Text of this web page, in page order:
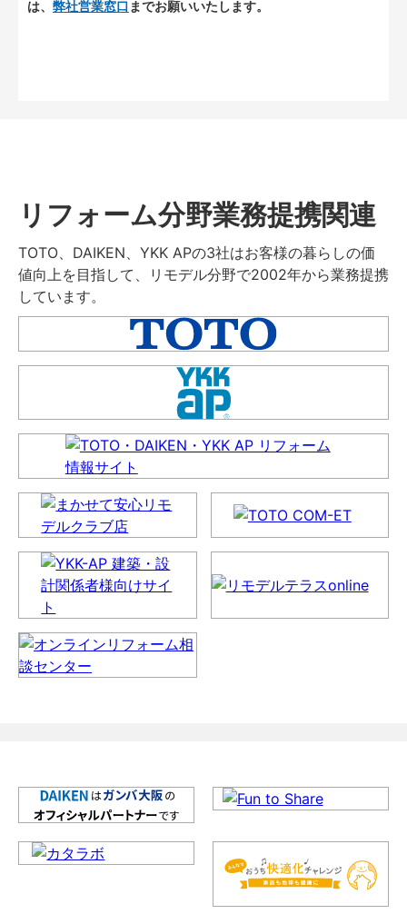
は、 弊社営業窓口 までお願いいたします。
リフォーム分野業務提携関連
TOTO、DAIKEN、YKK APの3社はお客様の暮らしの価
値向上を目指して、リモデル分野で2002年から業務提携
しています。